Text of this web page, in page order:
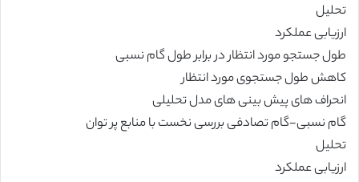
تحلیل
ارزیابی عملکرد
طول جستجو مورد انتظار در برابر طول گام نسبی
کاهش طول جستجوی مورد انتظار
انحراف های پیش بینی های مدل تحلیلی
گام نسبی-گام تصادفی بررسی نخست با منابع پر توان
تحلیل
ارزیابی عملکرد